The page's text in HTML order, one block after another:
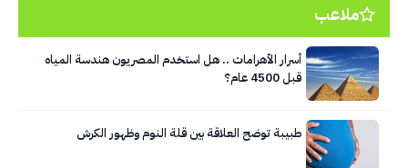
ملاعب
أسرار الأهرامات .. هل استخدم المصريون هندسة المياه
قبل 4500 عام؟
طبيبة توضح العلاقة بين قلة النوم وظهور الكرش